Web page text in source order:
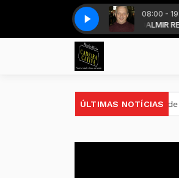
08:00 -
- DALMIR LEDUR - com DALMIR RENATO LEDUR
B160. B160.
ÚLTIMAS NOTÍCIAS
tem lucro líquido de R$ 52,4 bi no